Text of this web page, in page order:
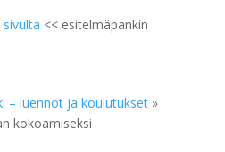
<< esitelmäpankin
– luennot ja koulutukset»
kokoamiseksi